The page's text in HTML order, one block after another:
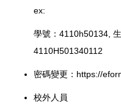
ex:
學號：4110h50134,
4110H501340112
密碼變更： https://
校外人員